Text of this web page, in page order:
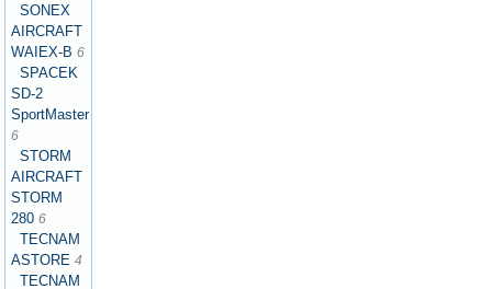
SONEX
AIRCRAFT
WAIEX-B 6
SPACEK
SD-2
SportMaster
6
STORM
AIRCRAFT
STORM
280 6
TECNAM
ASTORE 4
TECNAM